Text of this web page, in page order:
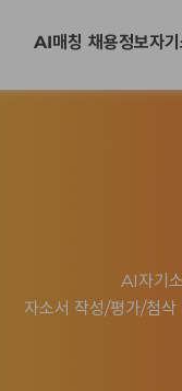
AI매칭 채용정보자
AI자기
자소서 작성/평가/첨